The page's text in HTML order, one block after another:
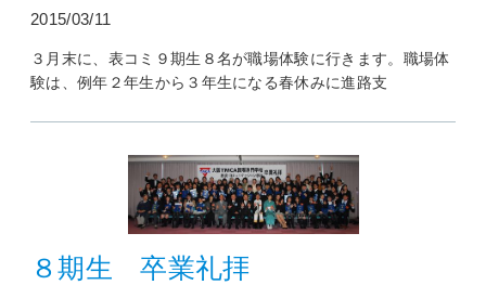
2015/03/11
３月末に、表コミ９期生８名が職場体験に行きます。職場体
験は、例年２年生から３年生になる春休みに進路支
８期生 卒業礼拝